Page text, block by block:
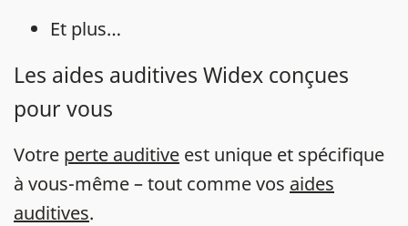
Et plus…
Les aides auditives Widex conçues
pour vous
Votre perte auditive est unique et spécifique
à vous-même – tout comme vos aides
auditives.